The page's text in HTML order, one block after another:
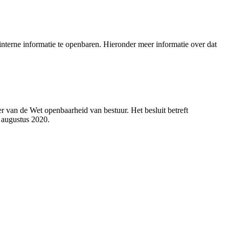
informatie te openbaren. Hieronder meer informatie over dat
de Wet openbaarheid van bestuur. Het besluit betreft
2020.